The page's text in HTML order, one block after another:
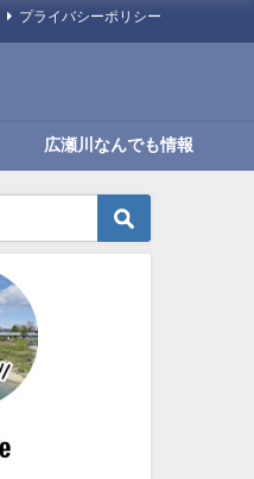
プライバシーポリシー
広瀬川なんでも情報